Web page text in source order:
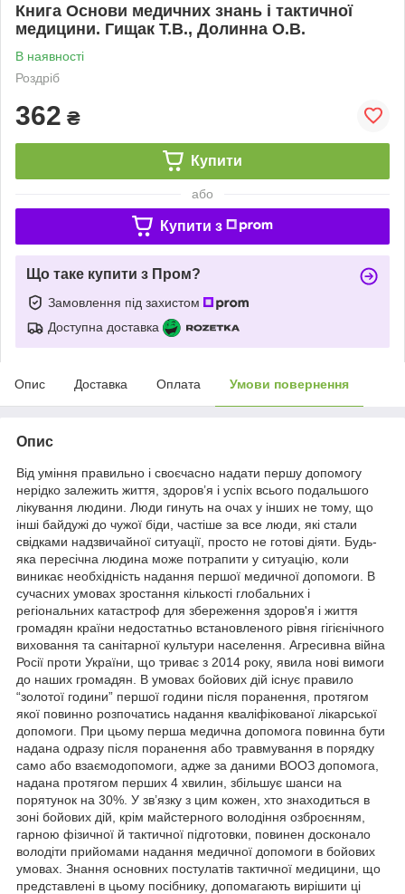
Книга Основи медичних знань і тактичної
медицини. Гищак Т.В., Долинна О.В.
В наявності
Роздріб
362 ₴
Купити
або
Купити з
Що таке купити з Пром?
Замовлення під захистом
Доступна доставка
Опис Доставка Оплата Умови повернення
Опис
Від уміння правильно і своєчасно надати першу допомогу
нерідко залежить життя, здоров’я і успіх всього подальшого
лікування людини. Люди гинуть на очах у інших не тому, що
інші байдужі до чужої біди, частіше за все люди, які стали
свідками надзвичайної ситуації, просто не готові діяти. Будь-
яка пересічна людина може потрапити у ситуацію, коли
виникає необхідність надання першої медичної допомоги. В
сучасних умовах зростання кількості глобальних і
регіональних катастроф для збереження здоров'я і життя
громадян країни недостатньо встановленого рівня гігієнічного
виховання та санітарної культури населення. Агресивна війна
Росії проти України, що триває з 2014 року, явила нові вимоги
до наших громадян. В умовах бойових дій існує правило
“золотої години” першої години після поранення, протягом
якої повинно розпочатись надання кваліфікованої лікарської
допомоги. При цьому перша медична допомога повинна бути
надана одразу після поранення або травмування в порядку
само або взаємодопомоги, адже за даними ВООЗ допомога,
надана протягом перших 4 хвилин, збільшує шанси на
порятунок на 30%. У зв’язку з цим кожен, хто знаходиться в
зоні бойових дій, крім майстерного володіння озброєнням,
гарною фізичної й тактичної підготовки, повинен досконало
володіти прийомами надання медичної допомоги в бойових
умовах. Знання основних постулатів тактичної медицини, що
представлені в цьому посібнику, допомагають вирішити ці